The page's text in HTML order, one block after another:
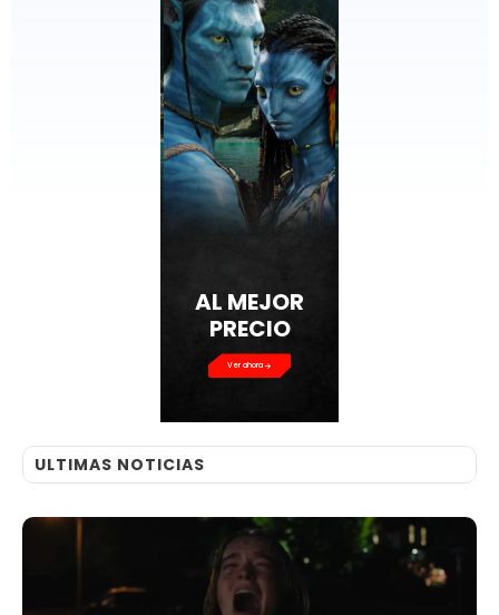
AL MEJOR
PRECIO
Ver ahora
ULTIMAS NOTICIAS